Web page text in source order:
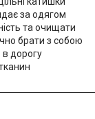
за одягом
та очищати
брати з собою
в дорогу